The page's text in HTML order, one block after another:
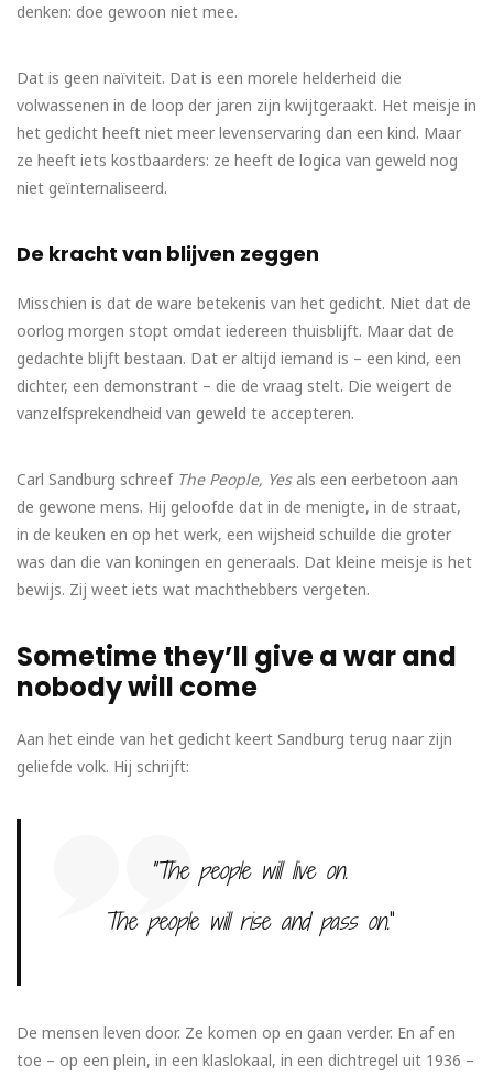
denken: doe gewoon niet mee.
Dat is geen naïviteit. Dat is een morele helderheid die
volwassenen in de loop der jaren zijn kwijtgeraakt. Het meisje in
het gedicht heeft niet meer levenservaring dan een kind. Maar
ze heeft iets kostbaarders: ze heeft de logica van geweld nog
niet geïnternaliseerd.
De kracht van blijven zeggen
Misschien is dat de ware betekenis van het gedicht. Niet dat de
oorlog morgen stopt omdat iedereen thuisblijft. Maar dat de
gedachte blijft bestaan. Dat er altijd iemand is – een kind, een
dichter, een demonstrant – die de vraag stelt. Die weigert de
vanzelfsprekendheid van geweld te accepteren.
Carl Sandburg schreef The People, Yesals een eerbetoon aan
de gewone mens. Hij geloofde dat in de menigte, in de straat,
in de keuken en op het werk, een wijsheid schuilde die groter
was dan die van koningen en generaals. Dat kleine meisje is het
bewijs. Zij weet iets wat machthebbers vergeten.
Sometime they’ll give a war and
nobody will come
Aan het einde van het gedicht keert Sandburg terug naar zijn
geliefde volk. Hij schrijft:
“The people will live on.
The people will rise and pass on.“
De mensen leven door. Ze komen op en gaan verder. En af en
toe – op een plein, in een klaslokaal, in een dichtregel uit 1936 –